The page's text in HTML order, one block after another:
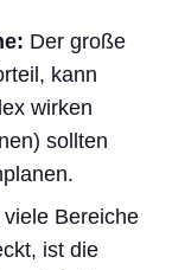
Der große
kann
wirken
sollten
Bereiche
ist die